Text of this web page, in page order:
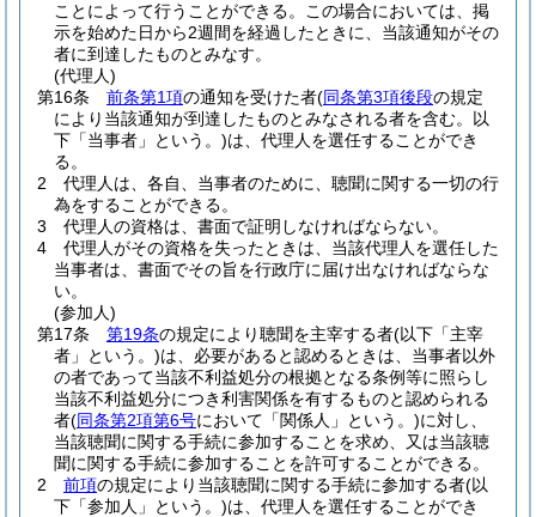
ことによって行うことができる。
この場合においては、掲
示を始めた日から2週間を経過したときに、当該通知がその
者に到達したものとみなす。
(代理人)
第16条
前条第1項の通知を受けた者(同条第3項後段の規定
により当該通知が到達したものとみなされる者を含む。以
下「当事者」という。)は、代理人を選任することができ
る。
2
代理人は、各自、当事者のために、聴聞に関する一切の行
為をすることができる。
3
代理人の資格は、書面で証明しなければならない。
4
代理人がその資格を失ったときは、当該代理人を選任した
当事者は、書面でその旨を行政庁に届け出なければならな
い。
(参加人)
第17条
第19条の規定により聴聞を主宰する者(以下「主宰
者」という。)は、必要があると認めるときは、当事者以外
の者であって当該不利益処分の根拠となる条例等に照らし
当該不利益処分につき利害関係を有するものと認められる
者(同条第2項第6号において「関係人」という。)に対し、
当該聴聞に関する手続に参加することを求め、又は当該聴
聞に関する手続に参加することを許可することができる。
2
前項の規定により当該聴聞に関する手続に参加する者(以
下「参加人」という。)は、代理人を選任することができ